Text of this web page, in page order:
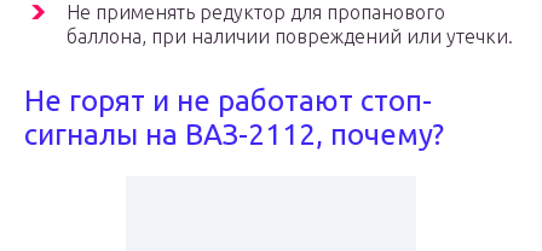
Не применять редуктор для пропанового
баллона, при наличии повреждений или утечки.
Не горят и не работают стоп-
сигналы на ВАЗ-2112, почему?